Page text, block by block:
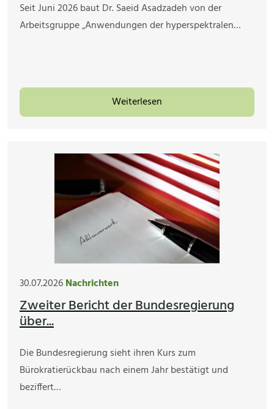
Seit Juni 2026 baut Dr. Saeid Asadzadeh von der
Arbeitsgruppe „Anwendungen der hyperspektralen…
Weiterlesen
30.07.2026Nachrichten
Zweiter Bericht der Bundesregierung
über...
Die Bundesregierung sieht ihren Kurs zum
Bürokratierückbau nach einem Jahr bestätigt und
beziffert…